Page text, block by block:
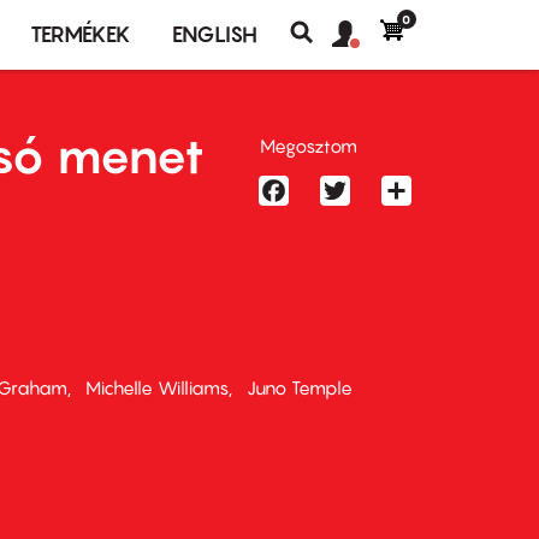
TERMÉKEK ENGLISH
Keresés
fiók
Felhasználói
0
menet
Michelle Williams Juno Temple
Megosztom
FacebookTwitter